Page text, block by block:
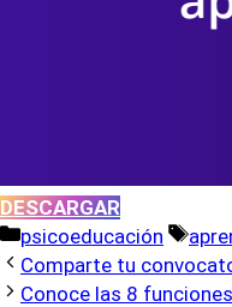
DESCARGAR
Categorías
psicoeducación
Comparte tu
Conoce las 8